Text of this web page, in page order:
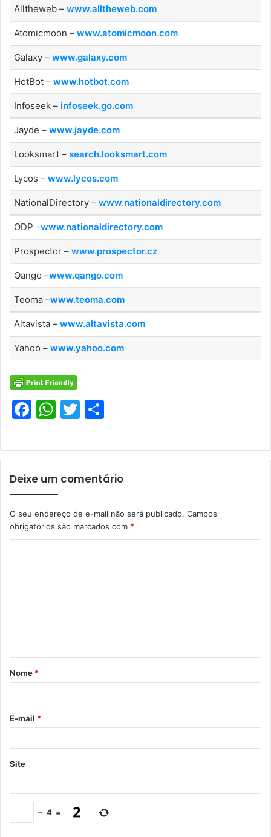
Alltheweb – www.alltheweb.com
Atomicmoon – www.atomicmoon.com
Galaxy – www.galaxy.com
HotBot – www.hotbot.com
Infoseek – infoseek.go.com
Jayde – www.jayde.com
Looksmart – search.looksmart.com
Lycos – www.lycos.com
NationalDirectory – www.nationaldirectory.com
ODP –www.nationaldirectory.com
Prospector – www.prospector.cz
Qango –www.qango.com
Teoma –www.teoma.com
Altavista – www.altavista.com
Yahoo – www.yahoo.com
F
c
e
b
o
o
k
W
at
s
A
p
T
itt
er
ar
e
Deixe um comentário
O seu endereço de e-mail não será publicado. Campos
obrigatórios são marcados com *
Nome *
E-mail *
Site
− 4 =